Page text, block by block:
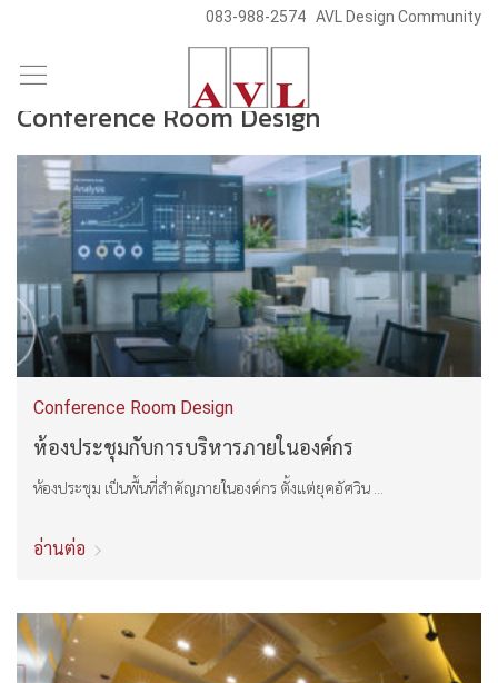
content
083-988-2574 AVL Design Community
Conference Room Design
Conference Room Design
ห้องประชุมกับการบริหารภายในองค์กร
ห้องประชุม เป็นพื้นที่สำคัญภายในองค์กร ตั้งแต่ยุคอัศวิน ...
อ่านต่อ